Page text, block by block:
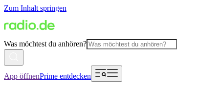
Zum Inhalt springen
Was möchtest du anhören?
App öffnenPrime entdecken